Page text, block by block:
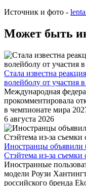
Источник и фото -
Может быть
Стала известна
волейболу от участия
Международная
прокомментировала
в чемпионате мира
6 августа 2026
Иностранцы объявили
Стэйтема из-за съемки
Иностранные
модели Роузи
российского бренда